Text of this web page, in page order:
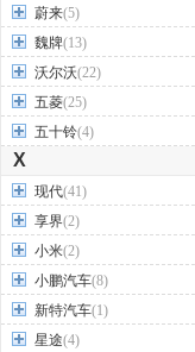
蔚来(5)
魏牌(13)
沃尔沃(22)
五菱(25)
五十铃(4)
X
现代(41)
享界(2)
小米(2)
小鹏汽车(8)
新特汽车(1)
星途(4)